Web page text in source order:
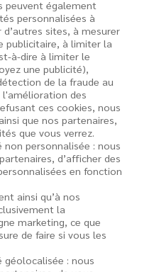
peuvent également
personnalisées à
sites, à mesurer
publicitaire, à limiter la
à-dire à limiter le
une publicité),
de la fraude au
l'amélioration des
ces cookies, nous
que nos partenaires,
que vous verrez.
personnalisée : nous
d’afficher des
en fonction
ainsi qu’à nos
la
marketing, ce que
de faire si vous les
géolocalisée : nous